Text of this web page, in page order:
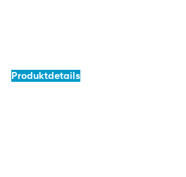
Produktdetails